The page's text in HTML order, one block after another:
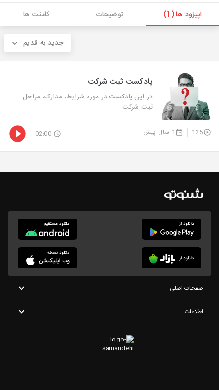
اپیزود ها (1)
توضیحات کامنت ها
جدید به قدیم
پادکست ثبت شرکت
در این پادکست در مورد شرایط، مدارک، مراحل
ثبت شرکت...
125 1 سال پیش 02:00
صفحات اصلی
اطلاعات